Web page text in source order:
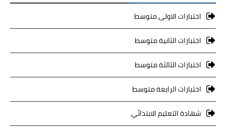
اختبارات الاولى متوسط
اختبارات الثانية متوسط
اختبارات الثالثة متوسط
اختبارات الرابعة متوسط
شهادة التعليم الابتدائي